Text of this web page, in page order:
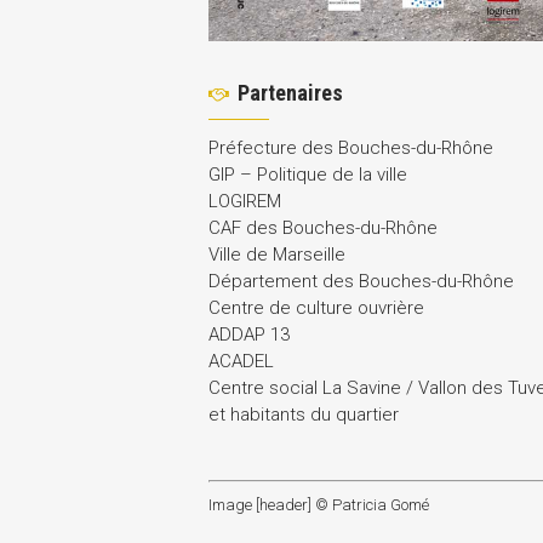
Partenaires
Préfecture des Bouches-du-Rhône
GIP – Politique de la ville
LOGIREM
CAF des Bouches-du-Rhône
Ville de Marseille
Département des Bouches-du-Rhône
Centre de culture ouvrière
ADDAP 13
ACADEL
Centre social La Savine / Vallon des
et habitants du quartier
Image [header] © Patricia Gomé